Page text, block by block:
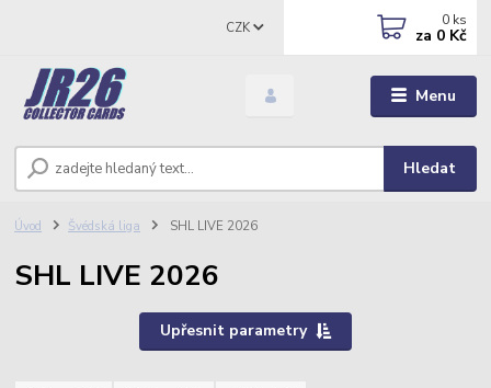
Menu
CZK
Hledat
0 ks
za 0 Kč
Úvod Švédská liga SHL LIVE 2026
SHL LIVE 2026
Upřesnit parametry